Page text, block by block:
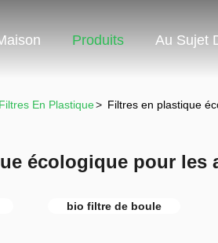
Produits Au Sujet
Filtres En Plastique> Filtres en plastique
écologique pour les
bio filtre de boule